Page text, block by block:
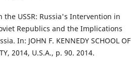
the USSR: Russia's Intervention in
Republics and the Implications
In: JOHN F. KENNEDY SCHOOL OF
2014, U.S.A., p. 90. 2014.